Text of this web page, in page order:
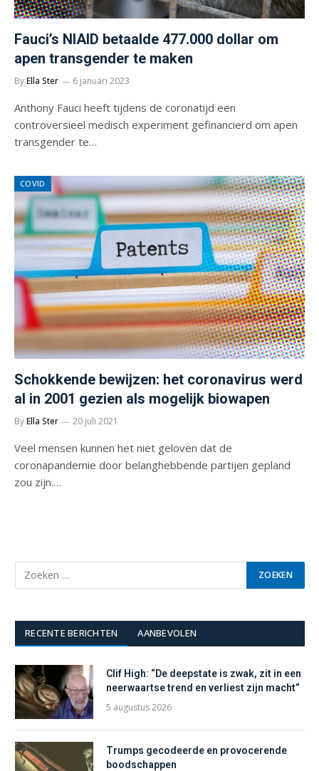
Fauci’s NIAID betaalde 477.000 dollar om
apen transgender te maken
ByElla Ster 6 januari 2023
Anthony Fauci heeft tijdens de coronatijd een
controversieel medisch experiment gefinancierd om apen
transgender te…
COVID
Schokkende bewijzen: het coronavirus werd
al in 2001 gezien als mogelijk biowapen
ByElla Ster 20 juli 2021
Veel mensen kunnen het niet geloven dat de
coronapandemie door belanghebbende partijen gepland
zou zijn.…
RECENTE BERICHTEN AANBEVOLEN
Clif High: “De deepstate is zwak, zit in een
neerwaartse trend en verliest zijn macht”
5 augustus 2026
Trumps gecodeerde en provocerende
boodschappen